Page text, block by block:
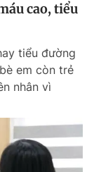
cao, tiểu
tiểu đường
em còn trẻ
nhân vì